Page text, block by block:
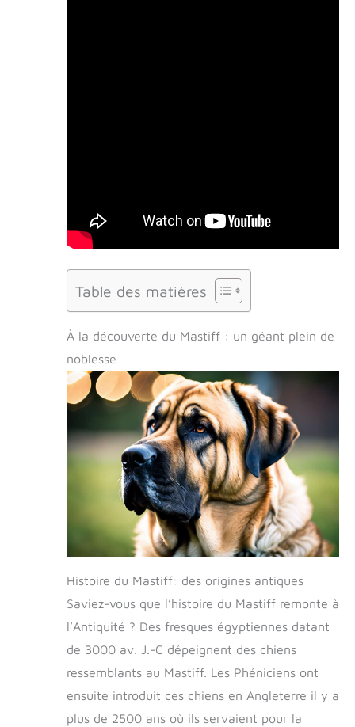
Table des matières
À la découverte du Mastiff : un géant plein de
noblesse
Histoire du Mastiff: des origines antiques
Saviez-vous que l’histoire du Mastiff remonte à
l’Antiquité ? Des fresques égyptiennes datant
de 3000 av. J.-C dépeignent des chiens
ressemblants au Mastiff. Les Phéniciens ont
ensuite introduit ces chiens en Angleterre il y a
plus de 2500 ans où ils servaient pour la